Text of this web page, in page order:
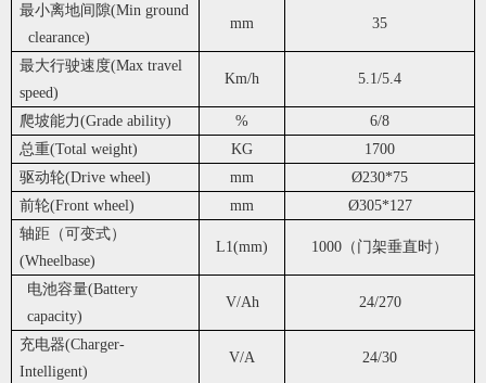
最小离地间隙(Min ground
clearance)
mm 35
最大行驶速度(Max travel
speed)
Km/h 5.1/5.4
爬坡能力(Grade ability) %
6/8
总重(Total weight)
KG
1700
驱动轮(Drive wheel)
mm
Ø230*75
前轮(Front wheel)
mm
Ø305*127
轴距（可变式）
(Wheelbase)
L1(mm) 1000（门架垂直时）
电池容量(Battery
capacity)
V/Ah 24/270
充电器(Charger-
Intelligent)
V/A 24/30